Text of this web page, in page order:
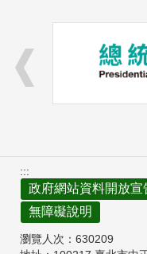
:::
政府網站資料開放宣
無障礙說明
瀏覽人次： 630209